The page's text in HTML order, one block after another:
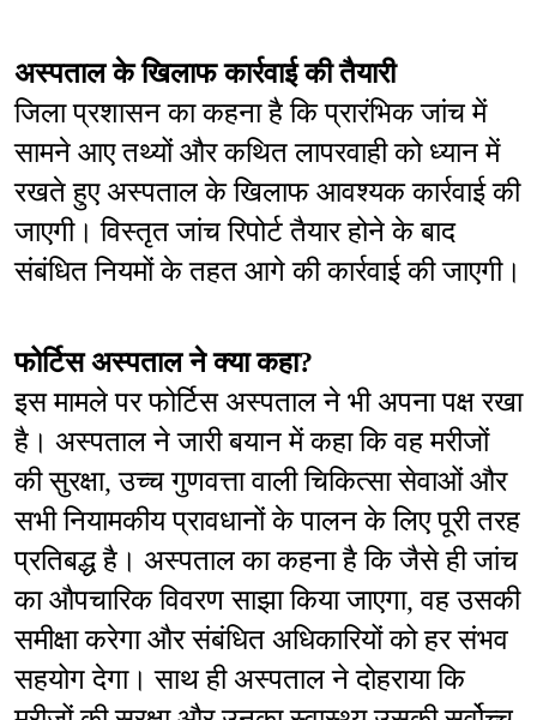
अस्पताल के खिलाफ कार्रवाई की तैयारी
जिला प्रशासन का कहना है कि प्रारंभिक जांच में
सामने आए तथ्यों और कथित लापरवाही को ध्यान में
रखते हुए अस्पताल के खिलाफ आवश्यक कार्रवाई की
जाएगी। विस्तृत जांच रिपोर्ट तैयार होने के बाद
संबंधित नियमों के तहत आगे की कार्रवाई की जाएगी।
फोर्टिस अस्पताल ने क्या कहा?
इस मामले पर फोर्टिस अस्पताल ने भी अपना पक्ष रखा
है। अस्पताल ने जारी बयान में कहा कि वह मरीजों
की सुरक्षा, उच्च गुणवत्ता वाली चिकित्सा सेवाओं और
सभी नियामकीय प्रावधानों के पालन के लिए पूरी तरह
प्रतिबद्ध है। अस्पताल का कहना है कि जैसे ही जांच
का औपचारिक विवरण साझा किया जाएगा, वह उसकी
समीक्षा करेगा और संबंधित अधिकारियों को हर संभव
सहयोग देगा। साथ ही अस्पताल ने दोहराया कि